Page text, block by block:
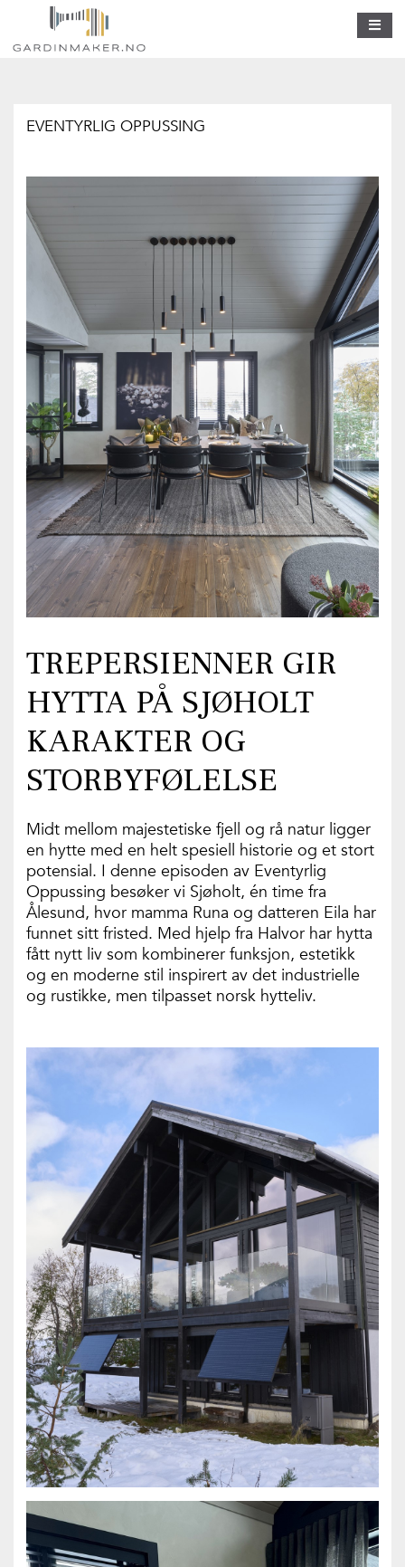
EVENTYRLIG OPPUSSING
TREPERSIENNER GIR
HYTTA PÅ SJØHOLT
KARAKTER OG
STORBYFØLELSE
Midt mellom majestetiske fjell og rå natur ligger
en hytte med en helt spesiell historie og et stort
potensial. I denne episoden av Eventyrlig
Oppussing besøker vi Sjøholt, én time fra
Ålesund, hvor mamma Runa og datteren Eila har
funnet sitt fristed. Med hjelp fra Halvor har hytta
fått nytt liv som kombinerer funksjon, estetikk
og en moderne stil inspirert av det industrielle
og rustikke, men tilpasset norsk hytteliv.